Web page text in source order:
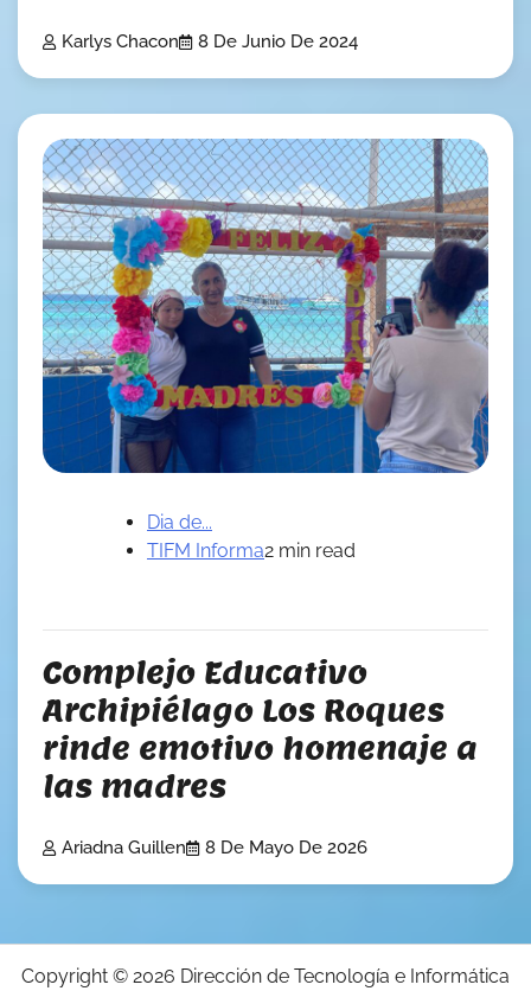
Karlys Chacon 8 De Junio De 2024
Dia de...
TIFM Informa2 min read
Complejo Educativo
Archipiélago Los Roques
rinde emotivo homenaje a
las madres
Ariadna Guillen 8 De Mayo De 2026
Copyright © 2026 Dirección de Tecnología e Informática